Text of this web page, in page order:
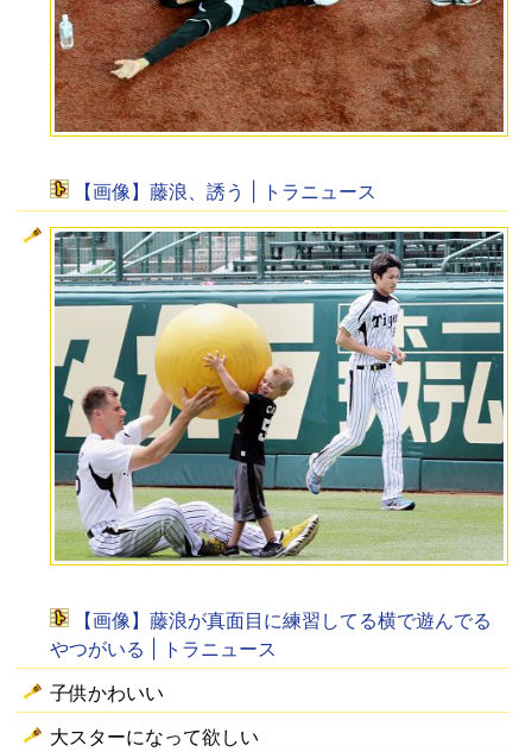
【画像】藤浪、誘う | トラニュース
【画像】藤浪が真面目に練習してる横で遊んでる
やつがいる | トラニュース
子供かわいい
大スターになって欲しい